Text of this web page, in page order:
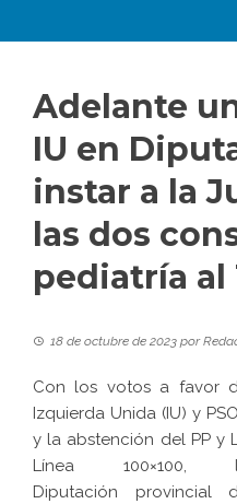
Adelante
IU en
instar a la
las dos
pediatría al
18 de octubre de 2023 por
Con los votos a favor
Izquierda Unida (IU) y
y la abstención del PP y
Línea 100×100,
Diputación provincial